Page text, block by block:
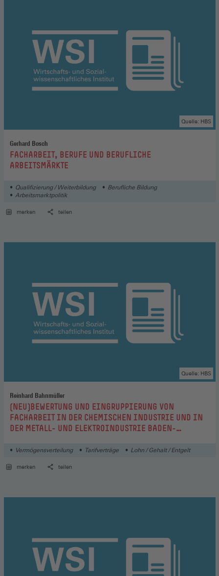
Gerhard Bosch
:FACHARBEIT, BERUFE UND BERUFLICHE
ARBEITSMÄRKTE
Quelle: HBS
Qualifizierung / Weiterbildung
Berufliche Bildung
Arbeitsmarktpolitik
merken teilen
Reinhard Bahnmüller
:(NEU)BEWERTUNG UND EINGRUPPIERUNG VON
FACHARBEIT IN DER CHEMISCHEN INDUSTRIE UND IN
DER METALL- UND ELEKTROINDUSTRIE BADEN-
Quelle: HBS
Vermögensverteilung Tarifverträge Lohn / Gehalt / Entgelt
merken teilen